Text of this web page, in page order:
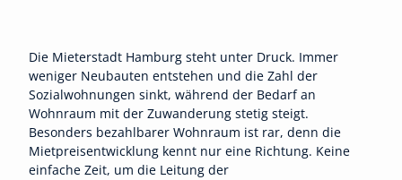
Die Mieterstadt Hamburg steht unter Druck. Immer
weniger Neubauten entstehen und die Zahl der
Sozialwohnungen sinkt, während der Bedarf an
Wohnraum mit der Zuwanderung stetig steigt.
Besonders bezahlbarer Wohnraum ist rar, denn die
Mietpreisentwicklung kennt nur eine Richtung. Keine
einfache Zeit, um die Leitung der